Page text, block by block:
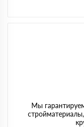
Мы